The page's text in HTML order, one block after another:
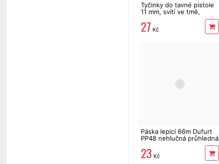
Tyčinky do tavné pistole
11 mm, svítí ve tmě,
27 Kč
Páska lepicí 66m Dufurt
PP48 nehlučná průhledná
23 Kč